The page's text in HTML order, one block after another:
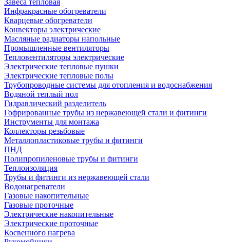
Завеса тепловая
Инфракрасные обогреватели
Кварцевые обогреватели
Конвекторы электрические
Масляные радиаторы напольные
Промышленные вентиляторы
Тепловентиляторы электрические
Электрические тепловые пушки
Электрические тепловые полы
Трубопроводные системы для отопления и водоснабжения
Водяной теплый пол
Гидравлический разделитель
Гофрированные трубы из нержавеющей стали и фитинги
Инструменты для монтажа
Коллекторы резьбовые
Металлопластиковые трубы и фитинги
ПНД
Полипропиленовые трубы и фитинги
Теплоизоляция
Трубы и фитинги из нержавеющей стали
Водонагреватели
Газовые накопительные
Газовые проточные
Электрические накопительные
Электрические проточные
Косвенного нагрева